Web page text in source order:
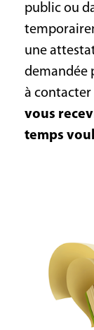
public ou
une
demandée
à contacter
vous
temps